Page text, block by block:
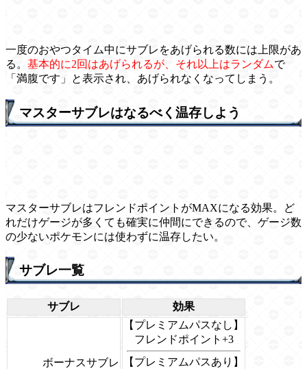
一度のおやつタイム中にサブレをあげられる数には上限があ
る。 基本的に2回はあげられるが、それ以上はランダムで
「満腹です」と表示され、あげられなくなってしまう。
マスターサブレはなるべく温存しよう
マスターサブレはフレンドポイントがMAXになる効果。ど
れだけゲージが多くても確実に仲間にできるので、ゲージ数
の少ないポケモンには使わずに温存したい。
サブレ一覧
サブレ 効果
ボーナスサブレ
【プレミアムパスなし】
フレンドポイント+3
【プレミアムパスあり】